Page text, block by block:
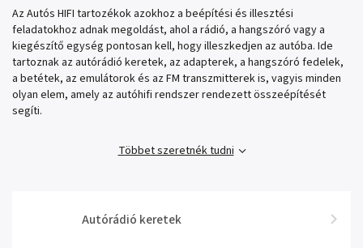
Az Autós HIFI tartozékok azokhoz a beépítési és illesztési
feladatokhoz adnak megoldást, ahol a rádió, a hangszóró vagy a
kiegészítő egység pontosan kell, hogy illeszkedjen az autóba. Ide
tartoznak az autórádió keretek, az adapterek, a hangszóró fedelek,
a betétek, az emulátorok és az FM transzmitterek is, vagyis minden
olyan elem, amely az autóhifi rendszer rendezett összeépítését
segíti.
Többet szeretnék tudni
Autórádió keretek